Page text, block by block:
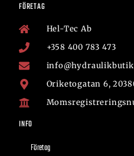
FÖRETAG
Hel-Tec Ab
+358 400 783 473
Oriketogatan 6,
INFO
Företag